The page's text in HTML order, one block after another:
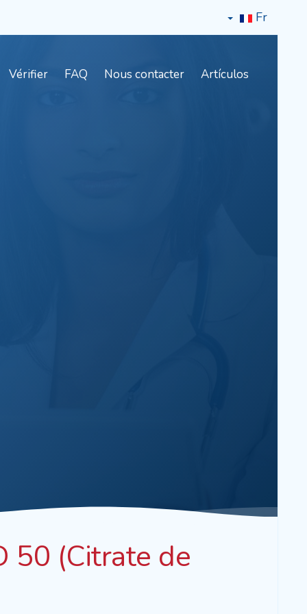
Fr
Vérifier FAQ Nous contacter Artículos
50 (Citrate de